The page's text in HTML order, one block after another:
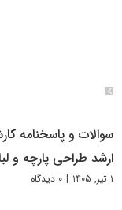
سوالات و پاسخنامه
ارشد طراحی پارچه و لباس
۱ تیر, ۱۴۰۵ | ۰ دیدگاه